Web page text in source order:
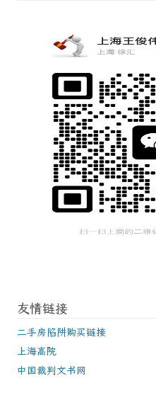
友情链接
二手房陷阱购买链接
上海高院
中国裁判文书网